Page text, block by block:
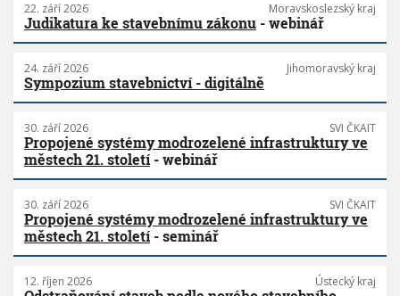
22. září 2026 Moravskoslezský kraj
Judikatura ke stavebnímu zákonu - webinář
24. září 2026 Jihomoravský kraj
Sympozium stavebnictví - digitálně
30. září 2026 SVI ČKAIT
Propojené systémy modrozelené infrastruktury ve
městech 21. století- webinář
30. září 2026 SVI ČKAIT
Propojené systémy modrozelené infrastruktury ve
městech 21. století- seminář
12. říjen 2026 Ústecký kraj